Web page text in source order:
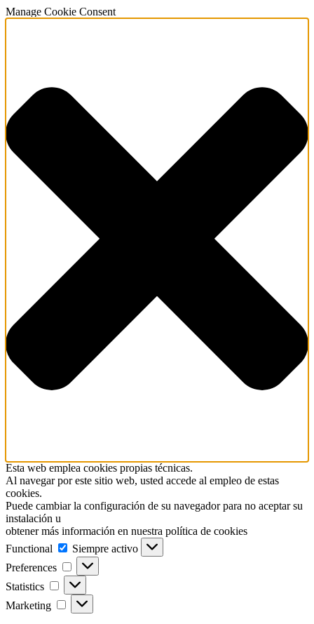
Manage Cookie Consent
Esta web emplea cookies propias técnicas.
Al navegar por este sitio web, usted accede al empleo de estas
cookies.
Puede cambiar la configuración de su navegador para no aceptar su
instalación u
obtener más información en nuestra política de cookies
Functional
Functional
Siempre activo
Preferences
Preferences
Statistics Statistics
Marketing Marketing